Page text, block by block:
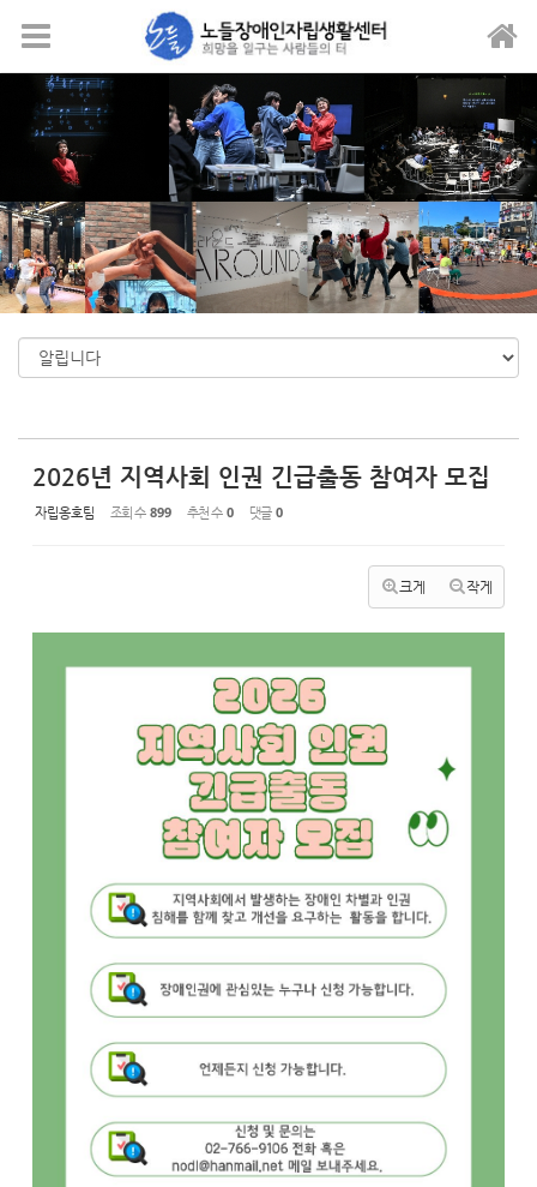
메뉴 건너뛰기
2026년 지역사회 인권 긴급출동 참여자 모집
자립옹호팀 조회 수 899 추천 수 0 댓글 0
크게 작게